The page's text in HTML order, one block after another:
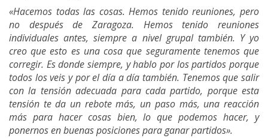
«Hacemos todas las cosas. Hemos tenido reuniones, pero
no después de Zaragoza. Hemos tenido reuniones
individuales antes, siempre a nivel grupal también. Y yo
creo que esto es una cosa que seguramente tenemos que
corregir. Es donde siempre, y hablo por los partidos porque
todos los veis y por el día a día también. Tenemos que salir
con la tensión adecuada para cada partido, porque esta
tensión te da un rebote más, un paso más, una reacción
más para hacer cosas bien, lo que podemos hacer, y
ponernos en buenas posiciones para ganar partidos».